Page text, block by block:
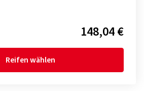
148,04 €
Reifen wählen